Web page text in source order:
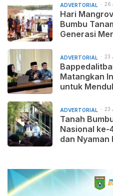
ADVERTORIAL 26
Hari
Bumbu
Generasi
ADVERTORIAL 23
Matangkan
untuk
Beradab
ADVERTORIAL 23
Tanah
Nasional ke-
dan Nyaman